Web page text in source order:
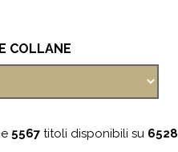
COLLANE
5567titoli disponibili su 6528